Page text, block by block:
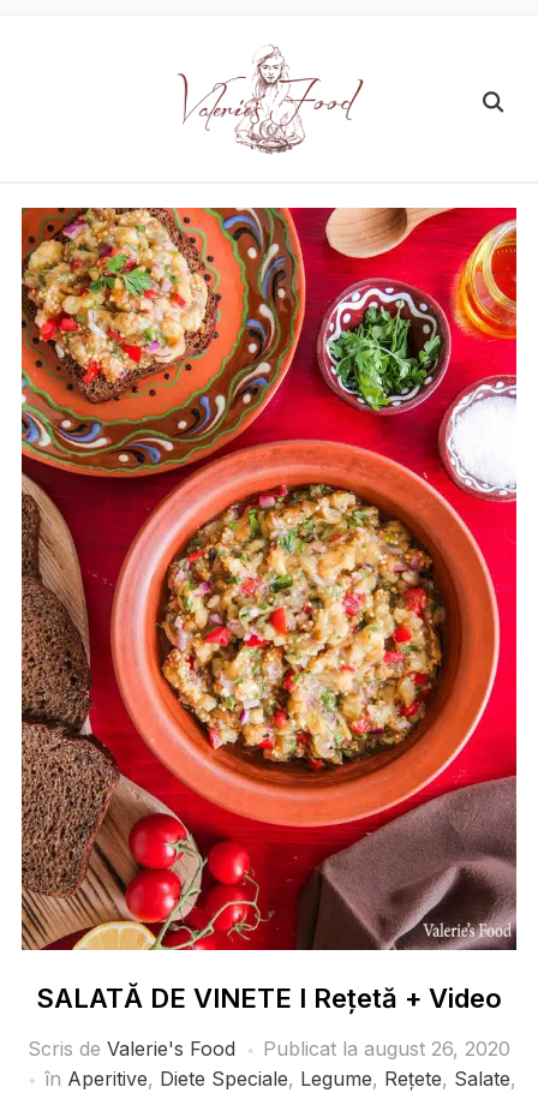
SALATĂ DE VINETE I Rețetă + Video
Scris de Valerie's Food Publicat la august 26, 2020
în Aperitive, Diete Speciale, Legume, Rețete, Salate,